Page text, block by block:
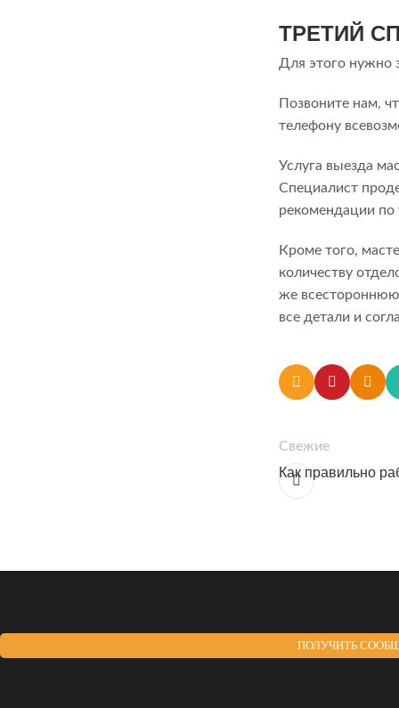
ТРЕТИЙ
Для этого нужно
Позвоните нам,
телефону
Услуга выезда
Специалист
рекомендации по
Кроме того,
количеству
же всестороннюю
все детали и
Свежие
Как правильно
ПОЛУЧИТЬ